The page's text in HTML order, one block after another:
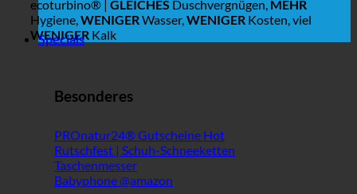
ecoturbino® | GLEICHES Duschvergnügen, MEHR
Hygiene,WENIGERWasser,WENIGER Kosten, viel
WENIGER Kalk
Specials
Besonderes
PROnatur24® Gutscheine
Rutschfest | Schuh-Schneeketten
Taschenmesser
Babyphone @amazon